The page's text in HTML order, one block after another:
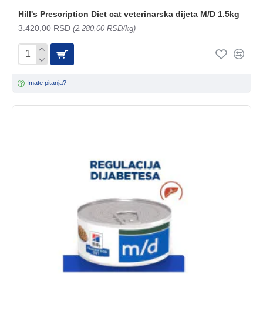
Hill's Prescription Diet cat veterinarska dijeta M/D 1.5kg
3.420,00 RSD (2.280,00 RSD/kg)
Imate pitanja?